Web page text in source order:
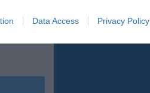
Data Access Privacy Policy
på